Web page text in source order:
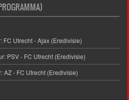
Utrecht - Ajax (Eredivisie)
PSV - FC Utrecht (Eredivisie)
AZ - FC Utrecht (Eredivisie)